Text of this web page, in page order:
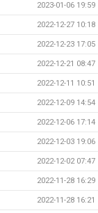
2023-01-06 19:59
2022-12-27 10:18
2022-12-23 17:05
2022-12-21 08:47
2022-12-11 10:51
2022-12-09 14:54
2022-12-06 17:14
2022-12-03 19:06
2022-12-02 07:47
2022-11-28 16:29
2022-11-28 16:21